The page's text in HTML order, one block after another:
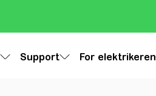
Support For elektrikeren